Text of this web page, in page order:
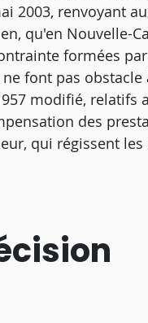
2003, renvoyant
qu'en Nouvelle-
formées
font pas
modifié,
des
qui régissent